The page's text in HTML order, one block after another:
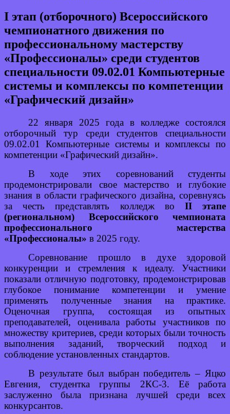
I этап (отборочного) Всероссийского
чемпионатного движения по
профессиональному мастерству
«Профессионалы» среди студентов
специальности 09.02.01 Компьютерные
системы и комплексы по компетенции
«Графический дизайн»
22 января 2025 года в колледже состоялся
отборочный тур среди студентов
специальности
09.02.01 Компьютерные системы и комплексы по
компетенции «Графический дизайн».
В ходе этих соревнований студенты
продемонстрировали свое мастерство и глубокие
знания в области графического дизайна, соревнуясь
за честь представлять колледж во II этапе
(региональном) Всероссийского чемпионата
профессионального мастерства
«Профессионалы» в 2025 году.
Соревнование прошло в духе здоровой
конкуренции и стремления к идеалу. Участники
показали отличную подготовку, продемонстрировав
глубокое понимание компетенции и умение
применять полученные знания на практике.
Оценочная группа, состоящая из опытных
преподавателей, оценивала работы участников по
множеству критериев, среди которых были точность
выполнения заданий, творческий подход и
соблюдение установленных стандартов.
В результате был выбран победитель ‒ Яцко
Евгения, студентка группы 2КС-3. Её работа
заслуженно была признана лучшей среди всех
конкурсантов.